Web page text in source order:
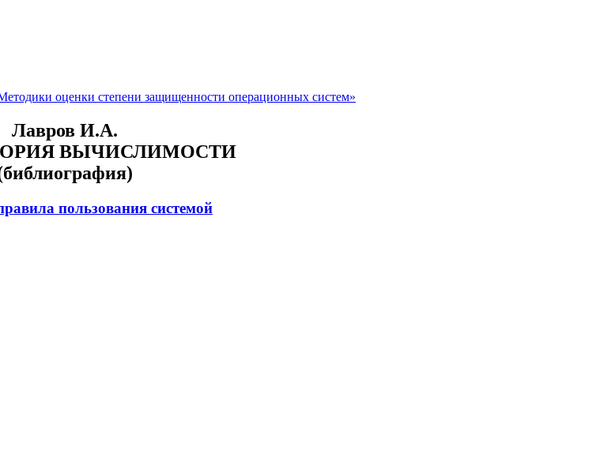
оценки степени защищенности операционных систем»
Лавров И.А.
ВЫЧИСЛИМОСТИ
пользования системой